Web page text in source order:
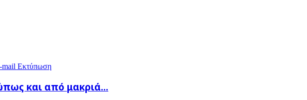
mail Εκτύπωση
και από μακριά...